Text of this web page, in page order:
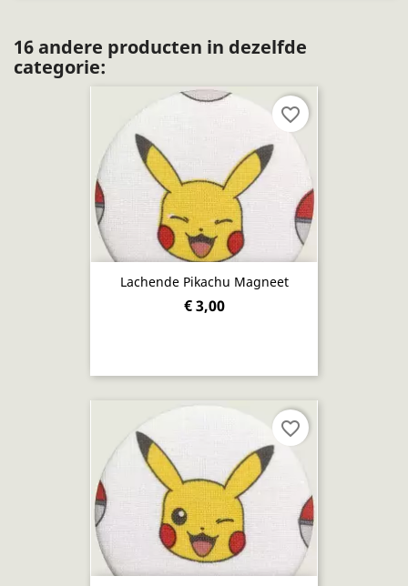
16 andere producten in dezelfde
categorie:
Lachende Pikachu Magneet
€ 3,00
favorite_border
favorite_border